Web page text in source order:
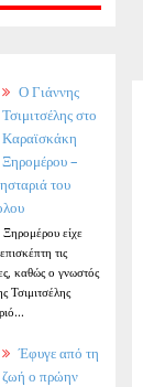
Ο Γιάννης
Τσιμιτσέλης στο
Καραϊσκάκη
Ξηρομέρου –
του
είχε
τις
καθώς ο γνωστός
Τσιμιτσέλης
Έφυγε από τη
ζωή ο πρώην